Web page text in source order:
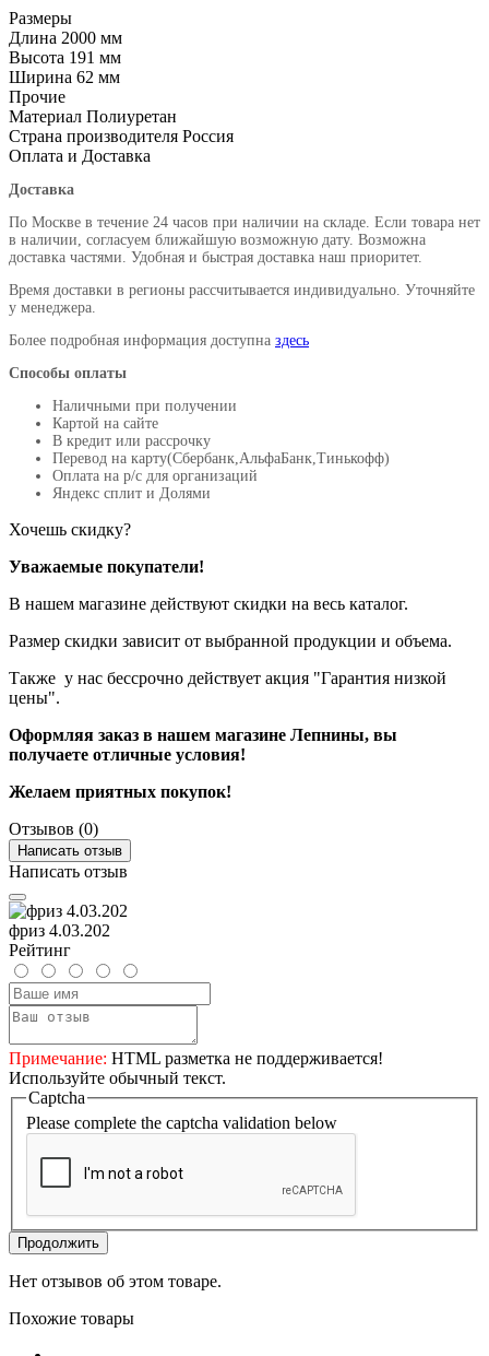
Размеры
Длина 2000 мм
Высота 191 мм
Ширина 62 мм
Прочие
Материал Полиуретан
Страна производителя Россия
Оплата и Доставка
Доставка
По Москве в течение 24 часов при наличии на складе. Если товара нет
в наличии, согласуем ближайшую возможную дату. Возможна
доставка частями. Удобная и быстрая доставка наш приоритет.
Время доставки в регионы рассчитывается индивидуально. Уточняйте
у менеджера.
Более подробная информация доступна здесь
Способы оплаты
Наличными при получении
Картой на сайте
В кредит или рассрочку
Перевод на карту(Сбербанк,АльфаБанк,Тинькофф)
Оплата на р/c для организаций
Яндекс сплит и Долями
Хочешь скидку?
Уважаемые покупатели!
В нашем магазине действуют скидки на весь каталог.
Размер скидки зависит от выбранной продукции и объема.
Также у нас бессрочно действует акция "Гарантия низкой
цены".
Оформляя заказ в нашем магазине Лепнины, вы
получаете отличные условия!
Желаем приятных покупок!
Отзывов (0)
Написать отзыв
Написать отзыв
фриз 4.03.202
Рейтинг
Примечание: HTML разметка не поддерживается!
Используйте обычный текст.
Captcha
Please complete the captcha validation below
Продолжить
Нет отзывов об этом товаре.
Похожие товары